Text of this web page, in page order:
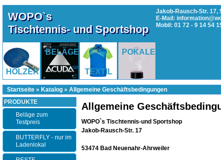
WOPO`s
Tischtennis- und Sportshop
Jakob-Rausch-Str. 17,
E-Mail:
Mobil: 01 72 - 9 14 54
HÖLZER
BELÄGE
TEXTIL
POKALE
Startseite » Katalog » Allgemeine Geschäftsbedingungen
Allgemeine
WOPO`s Tischtennis-und Sportshop
Jakob-Rausch-Str. 17
53474 Bad Neuenahr-Ahrweiler
PRODUKTE
Beläge zum
Testpreis
BUTTERFLY - nur im
Ladenlokal